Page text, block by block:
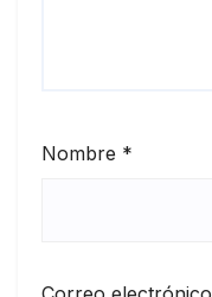
Nombre *